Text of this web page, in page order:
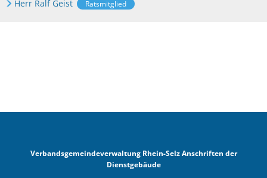
Herr Ralf Geist Ratsmitglied
Verbandsgemeindeverwaltung Rhein-Selz Anschriften der
Dienstgebäude